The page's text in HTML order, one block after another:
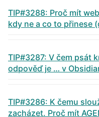
TIP#3288: Proč mít
kdy ne a co to přinese
TIP#3287: V čem psát
odpověď je … v
TIP#3286: K čemu
zacházet. Proč mít